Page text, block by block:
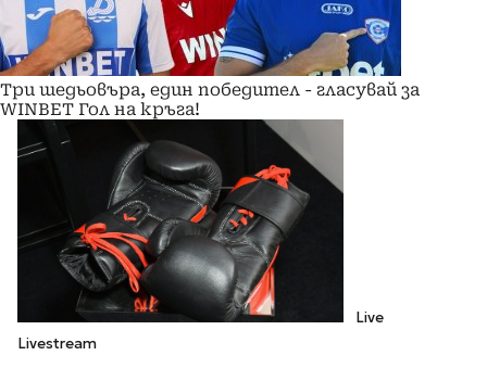
Три шедьовъра, един победител - гласувай за
WINBET Гол на кръга!
Live
Livestream